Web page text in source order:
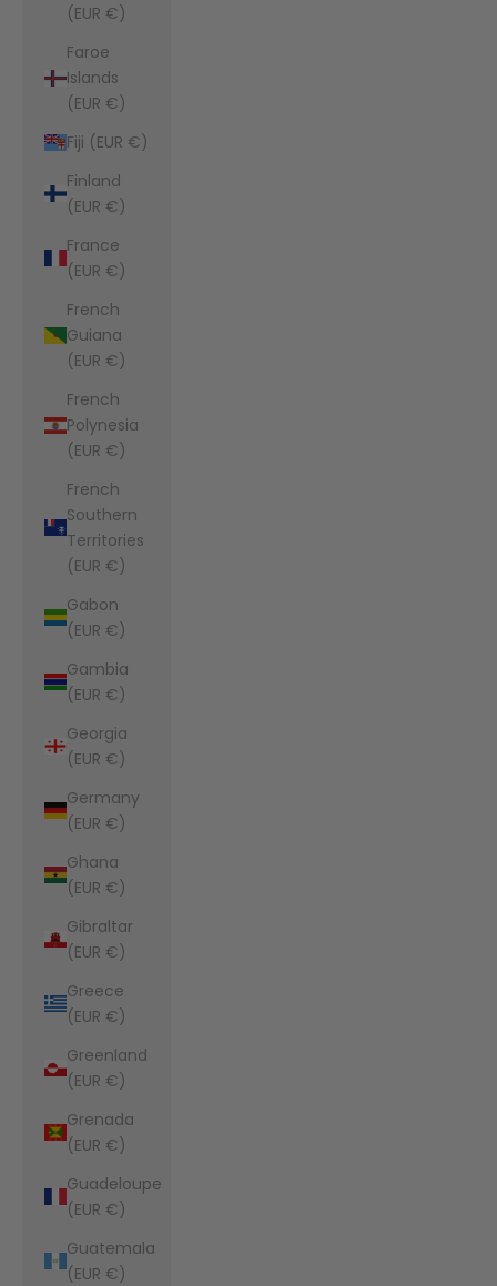
(EUR €)
Faroe
Islands
(EUR €)
Fiji (EUR €)
Finland
(EUR €)
France
(EUR €)
French
Guiana
(EUR €)
French
Polynesia
(EUR €)
French
Southern
Territories
(EUR €)
Gabon
(EUR €)
Gambia
(EUR €)
Georgia
(EUR €)
Germany
(EUR €)
Ghana
(EUR €)
Gibraltar
(EUR €)
Greece
(EUR €)
Greenland
(EUR €)
Grenada
(EUR €)
Guadeloupe
(EUR €)
Guatemala
(EUR €)